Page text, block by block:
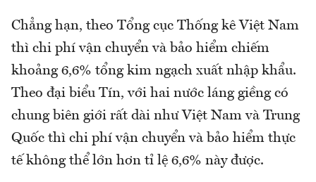
Chẳng hạn, theo Tổng cục Thống kê Việt Nam
thì chi phí vận chuyển và bảo hiểm chiếm
khoảng 6,6% tổng kim ngạch xuất nhập khẩu.
Theo đại biểu Tín, với hai nước láng giềng có
chung biên giới rất dài như Việt Nam và Trung
Quốc thì chi phí vận chuyển và bảo hiểm thực
tế không thể lớn hơn tỉ lệ 6,6% này được.